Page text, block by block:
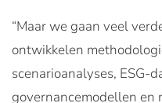
“Maar we gaan veel
ontwikkelen
scenarioanalyses, ESG-
governancemodellen en